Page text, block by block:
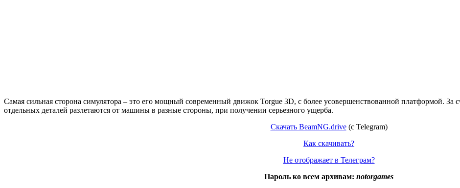
Самая сильная сторона симулятора – это его мощный современный движок Torgue 3D, с более усовершенствованной платформой. За
отдельных деталей разлетаются от машины в разные стороны, при получении серьезного ущерба.
Скачать BeamNG.drive(c Telegram)
Как скачивать?
Не отображает в Телеграм?
Пароль ко всем архивам: notorgames